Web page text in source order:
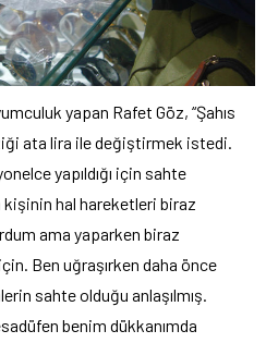
yapan Rafet Göz, “Şahıs
ata lira ile değiştirmek istedi.
yapıldığı için sahte
kişinin hal hareketleri biraz
ama yaparken biraz
Ben uğraşırken daha önce
sahte olduğu anlaşılmış.
benim dükkanımda